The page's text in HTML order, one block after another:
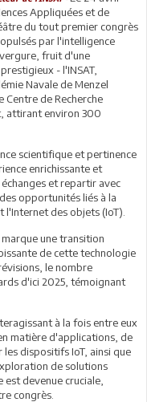
Appliquées et de
du tout premier congrès
par l'intelligence
fruit d'une
- l'INSAT,
Navale de Menzel
de Recherche
attirant environ 300
scientifique et pertinence
enrichissante et
et repartir avec
opportunités liés à la
des objets (IoT).
une transition
de cette technologie
le nombre
d'ici 2025, témoignant
à la fois entre eux
matière d'applications, de
dispositifs IoT, ainsi que
de solutions
devenue cruciale,
congrès.